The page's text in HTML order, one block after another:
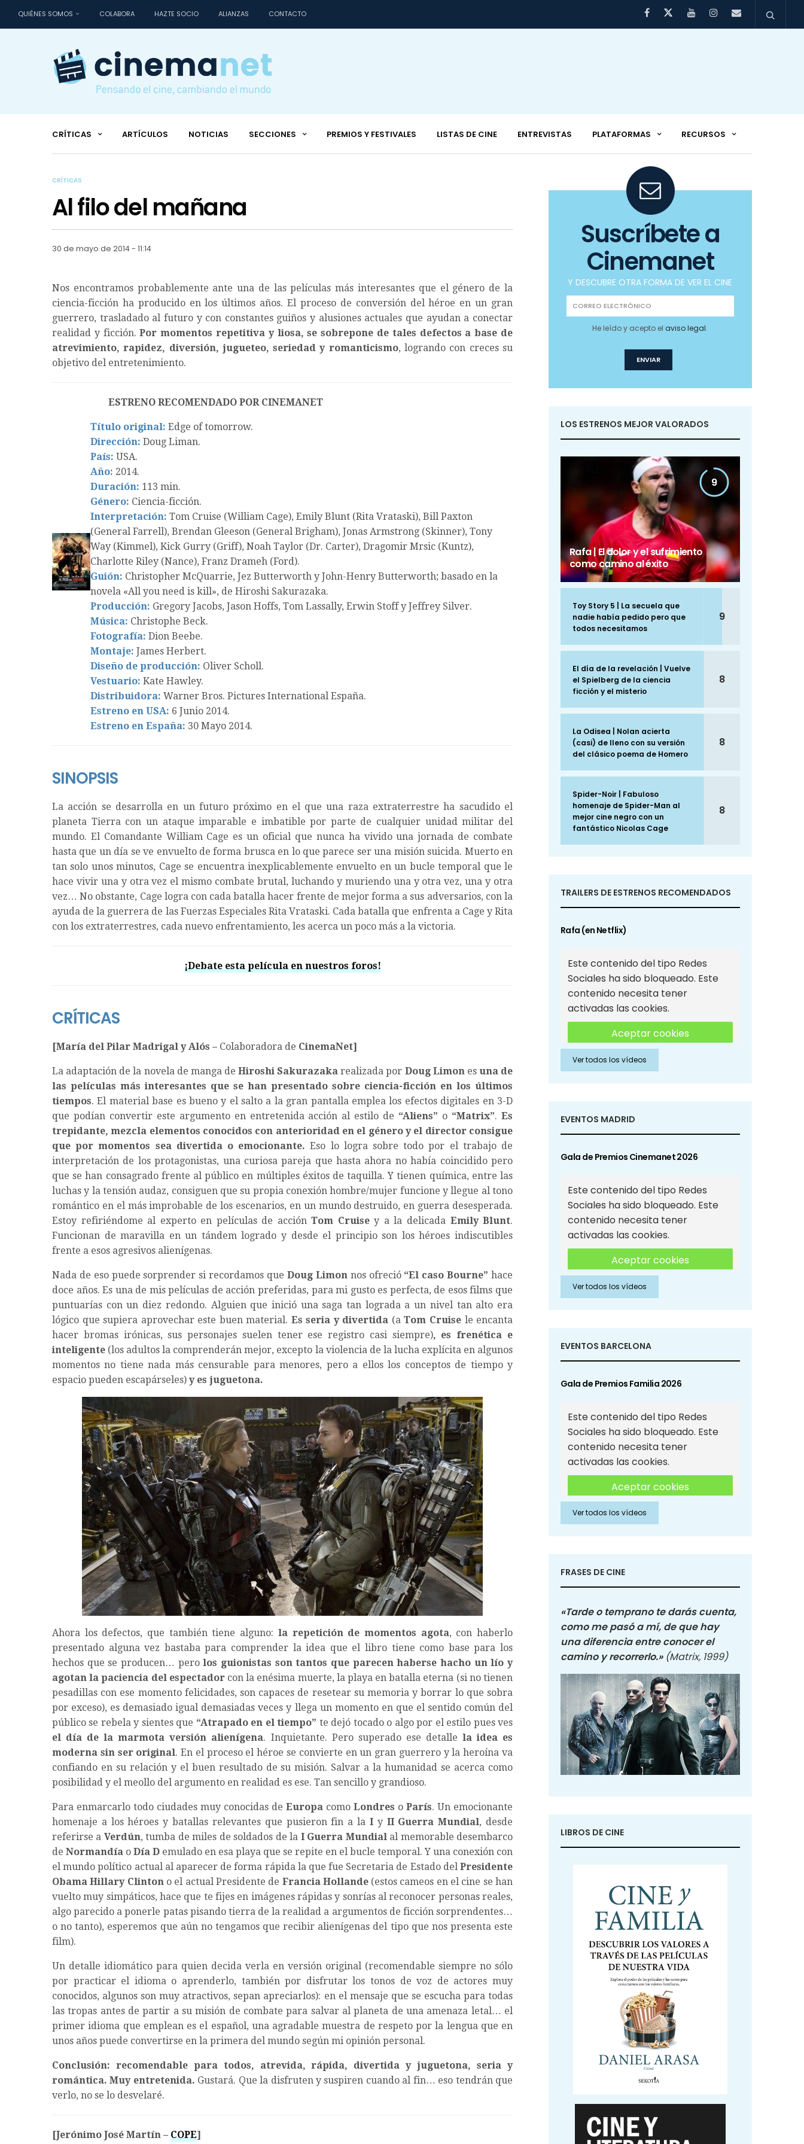
QUIÉNES SOMOS COLABORA HAZTE SOCIO ALIANZAS CONTACTO
CRÍTICAS ARTÍCULOS NOTICIAS SECCIONES PREMIOS Y FESTIVALES LISTAS DE CINE ENTREVISTAS PLATAFORMAS RECURSOS
CRÍTICAS
Al filo del mañana
30 de mayo de 2014 - 11:14
Nos encontramos probablemente ante una de las películas más interesantes que el género de la
ciencia-ficción ha producido en los últimos años. El proceso de conversión del héroe en un gran
guerrero, trasladado al futuro y con constantes guiños y alusiones actuales que ayudan a conectar
realidad y ficción.Por momentos repetitiva y liosa, se sobrepone de tales defectos a base de
atrevimiento, rapidez, diversión, jugueteo, seriedad y romanticismo, logrando con creces su
objetivo del entretenimiento.
ESTRENO RECOMENDADO POR CINEMANET
Título original: Edge of tomorrow.
Dirección: Doug Liman.
País: USA.
Año: 2014.
Duración: 113 min.
Género: Ciencia-ficción.
Interpretación: Tom Cruise (William Cage), Emily Blunt (Rita Vrataski), Bill Paxton
(General Farrell), Brendan Gleeson (General Brigham), Jonas Armstrong (Skinner), Tony
Way (Kimmel), Kick Gurry (Griff), Noah Taylor (Dr. Carter), Dragomir Mrsic (Kuntz),
Charlotte Riley (Nance), Franz Drameh (Ford).
Guión: Christopher McQuarrie, Jez Butterworth y John-Henry Butterworth; basado en la
novela «All you need is kill», de Hiroshi Sakurazaka.
Producción: Gregory Jacobs, Jason Hoffs, Tom Lassally, Erwin Stoff y Jeffrey Silver.
Música: Christophe Beck.
Fotografía: Dion Beebe.
Montaje: James Herbert.
Diseño de producción: Oliver Scholl.
Vestuario: Kate Hawley.
Distribuidora: Warner Bros. Pictures International España.
Estreno en USA: 6 Junio 2014.
Estreno en España: 30 Mayo 2014.
SINOPSIS
La acción se desarrolla en un futuro próximo en el que una raza extraterrestre ha sacudido el
planeta Tierra con un ataque imparable e imbatible por parte de cualquier unidad militar del
mundo. El Comandante William Cage es un oficial que nunca ha vivido una jornada de combate
hasta que un día se ve envuelto de forma brusca en lo que parece ser una misión suicida. Muerto en
tan solo unos minutos, Cage se encuentra inexplicablemente envuelto en un bucle temporal que le
hace vivir una y otra vez el mismo combate brutal, luchando y muriendo una y otra vez, una y otra
vez… No obstante, Cage logra con cada batalla hacer frente de mejor forma a sus adversarios, con la
ayuda de la guerrera de las Fuerzas Especiales Rita Vrataski. Cada batalla que enfrenta a Cage y Rita
con los extraterrestres, cada nuevo enfrentamiento, les acerca un poco más a la victoria.
¡Debate esta película en nuestros foros!
CRÍTICAS
[María del Pilar Madrigal y Alós – Colaboradora de CinemaNet]
La adaptación de la novela de manga de Hiroshi Sakurazaka realizada por Doug Limones una de
las películas más interesantes que se han presentado sobre ciencia-ficción en los últimos
tiempos. El material base es bueno y el salto a la gran pantalla emplea los efectos digitales en 3-D
que podían convertir este argumento en entretenida acción al estilo de “Aliens” o “Matrix”.Es
trepidante, mezcla elementos conocidos con anterioridad en el género y el director consigue
que por momentos sea divertida o emocionante. Eso lo logra sobre todo por el trabajo de
interpretación de los protagonistas, una curiosa pareja que hasta ahora no había coincidido pero
que se han consagrado frente al público en múltiples éxitos de taquilla. Y tienen química, entre las
luchas y la tensión audaz, consiguen que su propia conexión hombre/mujer funcione y llegue al tono
romántico en el más improbable de los escenarios, en un mundo destruido, en guerra desesperada.
Estoy refiriéndome al experto en películas de acciónTom Cruisey a la delicada Emily Blunt.
Funcionan de maravilla en un tándem logrado y desde el principio son los héroes indiscutibles
frente a esos agresivos alienígenas.
Nada de eso puede sorprender si recordamos que Doug Limonnos ofreció “El caso Bourne” hace
doce años. Es una de mis películas de acción preferidas, para mi gusto es perfecta, de esos films que
puntuarías con un diez redondo. Alguien que inició una saga tan lograda a un nivel tan alto era
lógico que supiera aprovechar este buen material. Es seria y divertida (aTom Cruisele encanta
hacer bromas irónicas, sus personajes suelen tener ese registro casi siempre), es frenética e
inteligente (los adultos la comprenderán mejor, excepto la violencia de la lucha explícita en algunos
momentos no tiene nada más censurable para menores, pero a ellos los conceptos de tiempo y
espacio pueden escapárseles) y es juguetona.
Ahora los defectos, que también tiene alguno: la repetición de momentos agota, con haberlo
presentado alguna vez bastaba para comprender la idea que el libro tiene como base para los
hechos que se producen… perolos guionistas son tantos que parecen haberse hacho un lío y
agotan la paciencia del espectadorcon la enésima muerte, la playa en batalla eterna (si no tienen
pesadillas con ese momento felicidades, son capaces de resetear su memoria y borrar lo que sobra
por exceso), es demasiado igual demasiadas veces y llega un momento en que el sentido común del
público se rebela y sientes que “Atrapado en el tiempo” te dejó tocado o algo por el estilo pues ves
el día de la marmota versión alienígena. Inquietante. Pero superado ese detalle la idea es
moderna sin ser original. En el proceso el héroe se convierte en un gran guerrero y la heroína va
confiando en su relación y el buen resultado de su misión. Salvar a la humanidad se acerca como
posibilidad y el meollo del argumento en realidad es ese. Tan sencillo y grandioso.
Para enmarcarlo todo ciudades muy conocidas de Europa como Londres o París. Un emocionante
homenaje a los héroes y batallas relevantes que pusieron fin a la Iy II Guerra Mundial, desde
referirse a Verdún, tumba de miles de soldados de la I Guerra Mundialal memorable desembarco
de Normandía o Día D emulado en esa playa que se repite en el bucle temporal. Y una conexión con
el mundo político actual al aparecer de forma rápida la que fue Secretaria de Estado del Presidente
Obama Hillary Clintono el actual Presidente de Francia Hollande(estos cameos en el cine se han
vuelto muy simpáticos, hace que te fijes en imágenes rápidas y sonrías al reconocer personas reales,
algo parecido a ponerle patas pisando tierra de la realidad a argumentos de ficción sorprendentes…
o no tanto), esperemos que aún no tengamos que recibir alienígenas del tipo que nos presenta este
film).
Un detalle idiomático para quien decida verla en versión original (recomendable siempre no sólo
por practicar el idioma o aprenderlo, también por disfrutar los tonos de voz de actores muy
conocidos, algunos son muy atractivos, sepan apreciarlos): en el mensaje que se escucha para todas
las tropas antes de partir a su misión de combate para salvar al planeta de una amenaza letal… el
primer idioma que emplean es el español, una agradable muestra de respeto por la lengua que en
unos años puede convertirse en la primera del mundo según mi opinión personal.
Conclusión: recomendable para todos, atrevida, rápida, divertida y juguetona, seria y
romántica. Muy entretenida. Gustará. Que la disfruten y suspiren cuando al fin… eso tendrán que
verlo, no se lo desvelaré.
[Jerónimo José Martín – COPE]
Suscríbete a
Cinemanet
Y DESCUBRE OTRA FORMA DE VER EL CINE
He leído y acepto elaviso legal.
LOS ESTRENOS MEJOR VALORADOS
9
Rafa | El dolor y el sufrimiento
como camino al éxito
Toy Story 5 | La secuela que
nadie había pedido pero que
todos necesitamos
9
El día de la revelación | Vuelve
el Spielberg de la ciencia
ficción y el misterio
8
La Odisea | Nolan acierta
(casi) de lleno con su versión
del clásico poema de Homero
8
Spider-Noir | Fabuloso
homenaje de Spider-Man al
mejor cine negro con un
fantástico Nicolas Cage
8
TRAILERS DE ESTRENOS RECOMENDADOS
Rafa (en Netflix)
Este contenido del tipo Redes
Sociales ha sido bloqueado. Este
contenido necesita tener
activadas las cookies.
Aceptar cookies
Aceptar cookies de Redes
Sociales
Ver todos los vídeos
EVENTOS MADRID
Gala de Premios Cinemanet 2026
Este contenido del tipo Redes
Sociales ha sido bloqueado. Este
contenido necesita tener
activadas las cookies.
Aceptar cookies
Aceptar cookies de Redes
Sociales
Ver todos los vídeos
EVENTOS BARCELONA
Gala de Premios Familia 2026
Este contenido del tipo Redes
Sociales ha sido bloqueado. Este
contenido necesita tener
activadas las cookies.
Aceptar cookies
Aceptar cookies de Redes
Sociales
Ver todos los vídeos
FRASES DE CINE
«Tarde o temprano te darás cuenta,
como me pasó a mí, de que hay
una diferencia entre conocer el
camino y recorrerlo.» (Matrix, 1999)
LIBROS DE CINE